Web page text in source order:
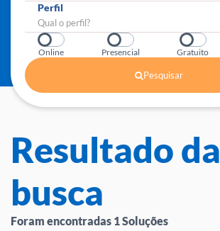
Perfil
Qual o perfil?
Online Presencial Gratuito
Pesquisar
Resultado da
busca
Foram encontradas 1Soluções